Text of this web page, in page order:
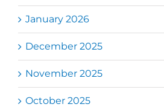
January 2026
December 2025
November 2025
October 2025